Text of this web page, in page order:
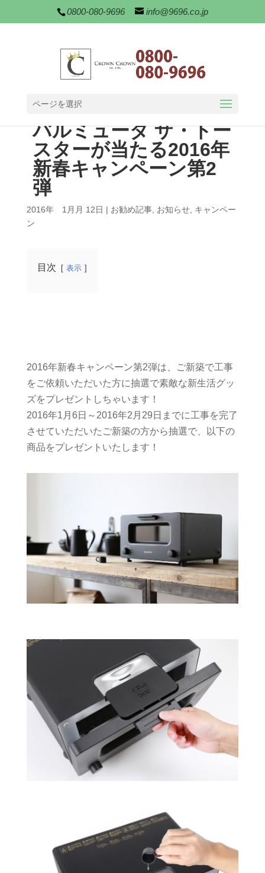
0800-080-9696 info@9696.co.jp
ページを選択
バルミューダ ザ・トー
スターが当たる2016年
新春キャンペーン第2
弾
2016年 1月月 12日 | お勧め記事, お知らせ, キャンペー
ン
目次 表示
2016年新春キャンペーン第2弾は、ご新築で工事
をご依頼いただいた方に抽選で素敵な新生活グッ
ズをプレゼントしちゃいます！
2016年1月6日～2016年2月29日までに工事を完了
させていただいたご新築の方から抽選で、以下の
商品をプレゼントいたします！